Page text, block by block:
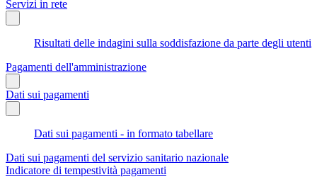
Servizi in rete
Risultati delle indagini sulla soddisfazione da parte degli utenti
Pagamenti dell'amministrazione
Dati sui pagamenti
Dati sui pagamenti - in formato tabellare
Dati sui pagamenti del servizio sanitario nazionale
Indicatore di tempestività pagamenti